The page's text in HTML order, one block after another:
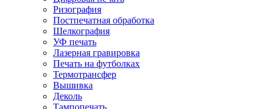
Ризография
Постпечатная обработка
Шелкография
УФ печать
Лазерная гравировка
Печать на футболках
Термотрансфер
Вышивка
Деколь